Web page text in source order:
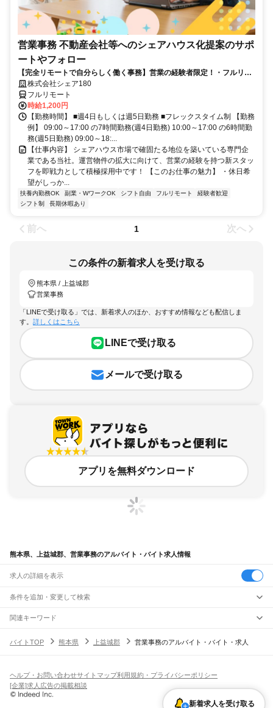
営業事務 不動産会社等へのシェアハウス化提案のサポ
ートやフォロー
【完全リモートで自分らしく働く事務】営業の経験者限定！・フルリモ
ート勤務！全国どこからでも勤務可・あなたの今までの営業経験が活か
せる職場
株式会社シェア180
フルリモート
時給1,200円
【勤務時間】 ■週4日もしくは週5日勤務 ■フレックスタイム制 【勤務
例】 09:00～17:00 の7時間勤務(週4日勤務) 10:00～17:00 の6時間勤
務(週5日勤務) 09:00～18:...
【仕事内容】 シェアハウス市場で確固たる地位を築いている専門企
業である当社。運営物件の拡大に向けて、営業の経験を持つ新スタッ
フを即戦力として積極採用中です！ 【このお仕事の魅力】 ・休日希
望がしっか...
扶養内勤務OK 副業・WワークOK シフト自由 フルリモート
経験者歓迎
シフト制
長期休暇あり
前へ 1 次へ
この条件の新着求人を受け取る
熊本県 / 上益城郡
営業事務
「LINEで受け取る」では、新着求人のほか、おすすめ情報なども配信しま
す。 詳しくはこちら
LINEで受け取る
メールで受け取る
アプリを無料ダウンロード
熊本県、上益城郡、営業事務のアルバイト・バイト求人情報
求人の詳細を表示
条件を追加・変更して検索
市区町村を追加・変更
熊本県すべて
八代市人吉市荒尾市水俣市玉名市山鹿市菊池市宇土市上天草市宇城市
天草市合志市植木町 阿蘇郡上益城郡八代郡葦北郡
駅を追加・変更
荒尾駅 南荒尾駅 長洲駅 大野下駅 玉名駅肥後伊倉駅 木葉駅 田原坂駅
崇城大学前駅上熊本駅熊本駅西熊本駅川尻駅富合駅宇土駅松橋駅小川駅
千丁駅新八代駅八代駅
飲食・フードサービス
飲食・フードサービス
ホールスタッフ
皿洗い・洗い場精肉・鮮魚加工
バー（BAR）・バーテンダー
特徴を追加・変更
人気
髪型・髪色自由ひげOKネイルOK
関連キーワード
熊本県 上益城郡 営業・販売 内職熊本県 上益城郡 事務パート 益城町
バイトTOP 熊本県 上益城郡 営業事務のアルバイト・バイト・求人
新着求人を受け取る
ヘルプ・お問い合わせサイトマップ利用規約・プライバシーポリシー
[企業]求人広告の掲載相談